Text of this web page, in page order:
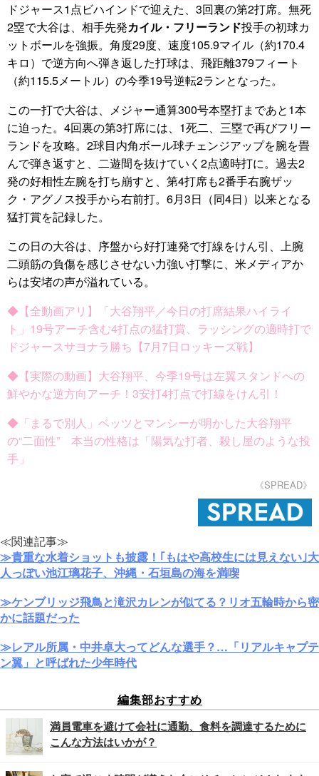
ドジャース1点ビハインドで迎えた、3回裏の第2打席。無死
2塁で大谷は、相手先発カイル・フリーランド投手の初球カ
ットボールを強振。角度29度、速度105.9マイル（約170.4
キロ）で逆方向へ弾き返した打球は、飛距離379フィート
（約115.5メートル）の今季19号逆転2ランとなった。
この一打で大谷は、メジャー通算300号本塁打まであと1本
に迫った。4回裏の第3打席には、1死二、三塁で再びフリー
ランドを攻略。2球目内角ボール球チェンジアップを腕を畳
んで弾き返すと、二遊間を抜けていく2点適時打に。過去2
発の好相性左腕を打ち崩すと、第4打席も2番手右腕ザッ
ク・アグノス投手から右前打。6月3日（同4日）以来となる
猛打賞を記録した。
この日の大谷は、序盤から好打連発で打線をけん引、上腕
二頭筋の負傷を感じさせない力強い打撃に、米メディアか
らは安堵の声が溢れている。
◆【全動画アリ】「大谷翔平／今日の打席結果ハイライ
ト」19号アーチ含む4打点の猛打賞、ラッシングの適時打で
ドジャースサヨナラ勝ち【7月7日ロッキーズ戦】
◆【実際の動画】大谷翔平、今季19号は左翼スタンドへの
鮮やかな逆方向アーチ！3安打4打点で打線をけん引！
◆「まるで別人」ベッツとマンシーが明かした大谷翔平
の“二面性” 本当の性格は「陽気な打者、殺し屋のような投
手」
《SPREAD》
≪関連記事≫
≫貴重な水着ショットも披露！｢もはや高校生には見えない｣大
人っぽい池江璃花子、沖縄・石垣島の海を満喫
≫ケンブリッジ飛鳥と滝沢カレンが似てる？リオ五輪時から密
かに話題だった
≫レアル所属・中井卓大ってどんな選手？…「リアルキャプテ
ン翼」と呼ばれた少年時代
編集部おすすめ
満員電車を避けて会社に通勤、食料を調達するために
こんな方法はいかが？